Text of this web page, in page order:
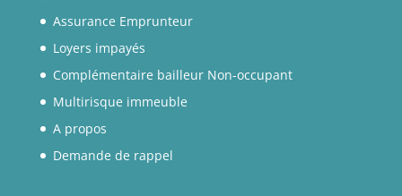
Assurance Emprunteur
Loyers impayés
Complémentaire bailleur Non-occupant
Multirisque immeuble
A propos
Demande de rappel